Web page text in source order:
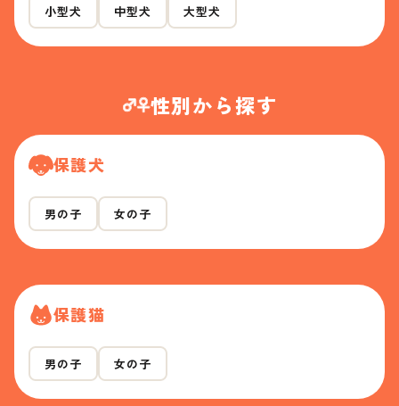
小型犬 中型犬 大型犬
性別から探す
保護犬
男の子 女の子
保護猫
男の子 女の子